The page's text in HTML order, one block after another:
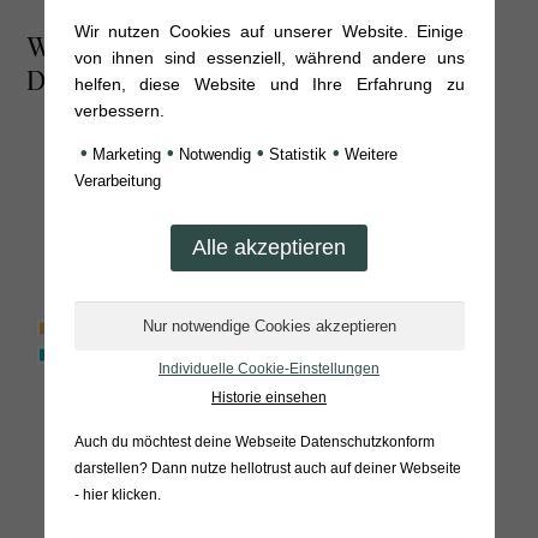
Wettbewerbsvorteile bei Umsetzung der
DSGVO
Wir nutzen Cookies auf unserer Website. Einige
von ihnen sind essenziell, während andere uns
helfen, diese Website und Ihre Erfahrung zu
verbessern.
• Marketing • Notwendig • Statistik • Weitere
Verarbeitung
Individuelle Cookie-Einstellungen
Historie einsehen
Auch du möchtest deine Webseite Datenschutzkonform
darstellen? Dann nutze hellotrust auch auf deiner Webseite
- hier klicken.